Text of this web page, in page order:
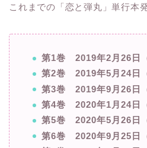
これまでの「恋と弾丸」単行本
第1巻 2019年2月26日
第2巻 2019年5月24日
第3巻 2019年9月26日
第4巻 2020年1月24日
第5巻 2020年5月26日
第6巻 2020年9月25日